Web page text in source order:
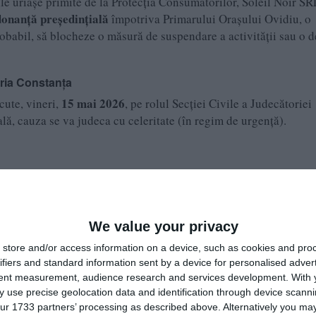
We value your privacy
store and/or access information on a device, such as cookies and
and standard information sent by a device for personalised
measurement, audience research and services development. With
use precise geolocation data and identification through device
1733 partners’ processing as described above. Alternatively you
președințială împotriva Primarului Orașului Ovidiu, o
să blocheze o măsură de suspendare a activității sau o
Constanța
vineri, 15 mai 2026, pe rolul Secției Civile a Judecătoriei
cauza se va judeca cu celeritate (în regim de urgență).
conform surselor locale, restaurantul funcționează în
din partea Poliției Locale Ovidiu. Prin această ordonanță
provizorie care să îi permită să țină ușile deschise, în